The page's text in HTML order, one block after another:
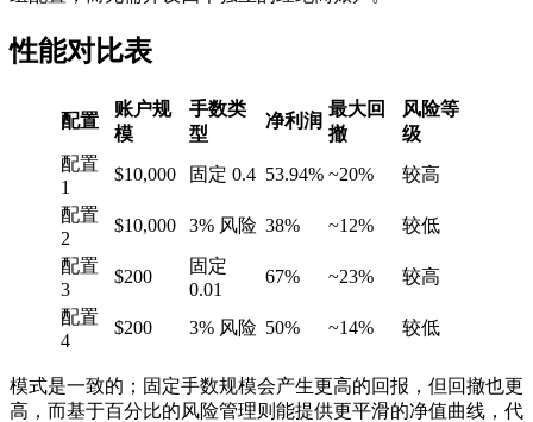
性能对比表
配置
账户规
模
手数类
型
净利润
最大回
撤
风险等
级
配置
1
$10,000 固定 0.4 53.94% ~20%
较高
配置
2
$10,000 3% 风险 38% ~12%
较低
配置
3
$200
固定
0.01
67% ~23%
较高
配置
4
$200 3% 风险 50% ~14% 较低
模式是一致的；固定手数规模会产生更高的回报，但回撤也更
高，而基于百分比的风险管理则能提供更平滑的净值曲线，代